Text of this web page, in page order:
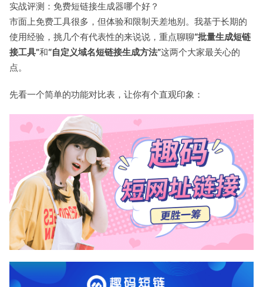
实战评测：免费短链接生成器哪个好？
市面上免费工具很多，但体验和限制天差地别。我基于长期的
使用经验，挑几个有代表性的来说说，重点聊聊“批量生成短链
接工具”和“自定义域名短链接生成方法”这两个大家最关心的
点。
先看一个简单的功能对比表，让你有个直观印象：